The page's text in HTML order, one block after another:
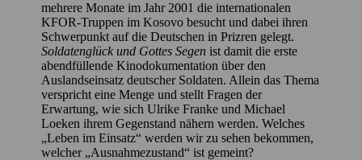
mehrere Monate im Jahr 2001 die internationalen
KFOR-Truppen im Kosovo besucht und dabei ihren
Schwerpunkt auf die Deutschen in Prizren gelegt.
Soldatenglück und Gottes Segen ist damit die erste
abendfüllende Kinodokumentation über den
Auslandseinsatz deutscher Soldaten. Allein das Thema
verspricht eine Menge und stellt Fragen der
Erwartung, wie sich Ulrike Franke und Michael
Loeken ihrem Gegenstand nähern werden. Welches
„Leben im Einsatz“ werden wir zu sehen bekommen,
welcher „Ausnahmezustand“ ist gemeint?